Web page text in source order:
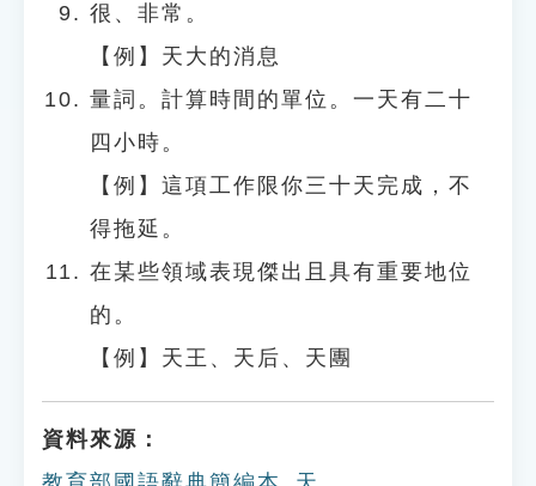
很、非常。
【例】天大的消息
量詞。計算時間的單位。一天有二十
四小時。
【例】這項工作限你三十天完成，不
得拖延。
在某些領域表現傑出且具有重要地位
的。
【例】天王、天后、天團
資料來源：